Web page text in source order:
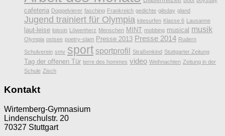
cafeteria Doppelvierer fasching Frankreich gedichte gilsday gland
Jugend trainiert für Olympia kitesurfen Klasse 6 Lausanne
laut-leise loissin Löwenherz Menschen MINT mobbing musical musik
Olympia ostsee poetry-slam Presse 2013 Presse 2014 Rudern
Schulverein smv sport sportprofil Straßenkind Stuttgarter Zeitung
Tag der offenen Tür terre des hommes video Weihnachten Zeitung in der
Schule Zisch
Kontakt
Wirtemberg-Gymnasium
Lindenschulstr. 20
70327 Stuttgart